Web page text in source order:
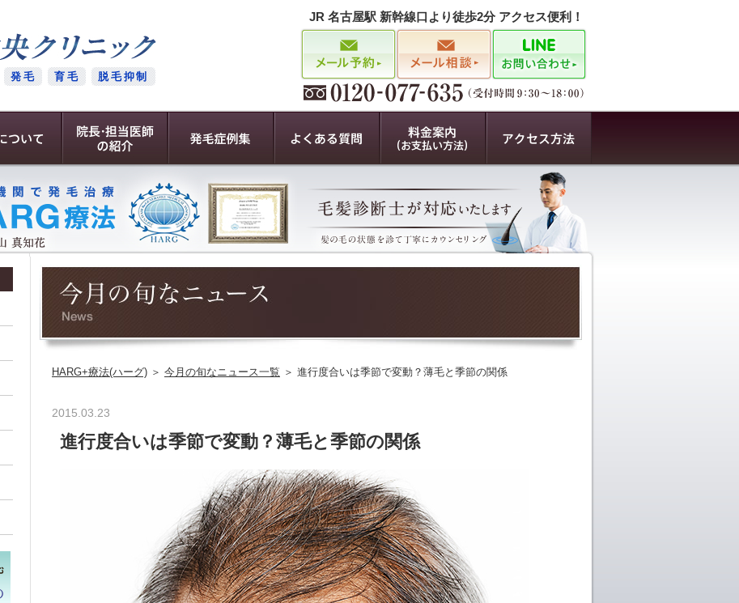
発毛 育毛 脱毛抑制
JR 名古屋駅 新幹線口より徒歩2分 アクセス便利！
HARG+療法(ハーグ) ＞ 今月の旬なニュース一覧 ＞ 進行度合いは季節で変動？薄毛と季節の関係
2015.03.23
進行度合いは季節で変動？薄毛と季節の関係